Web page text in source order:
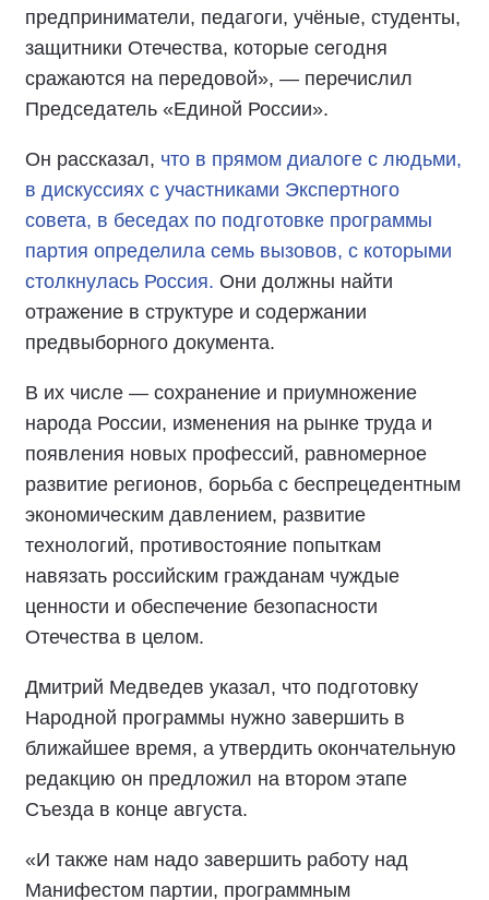
предприниматели, педагоги, учёные, студенты,
защитники Отечества, которые сегодня
сражаются на передовой», — перечислил
Председатель «Единой России».
Он рассказал, что в прямом диалоге с людьми,
в дискуссиях с участниками Экспертного
совета, в беседах по подготовке программы
партия определила семь вызовов, с которыми
столкнулась Россия. Они должны найти
отражение в структуре и содержании
предвыборного документа.
В их числе — сохранение и приумножение
народа России, изменения на рынке труда и
появления новых профессий, равномерное
развитие регионов, борьба с беспрецедентным
экономическим давлением, развитие
технологий, противостояние попыткам
навязать российским гражданам чуждые
ценности и обеспечение безопасности
Отечества в целом.
Дмитрий Медведев указал, что подготовку
Народной программы нужно завершить в
ближайшее время, а утвердить окончательную
редакцию он предложил на втором этапе
Съезда в конце августа.
«И также нам надо завершить работу над
Манифестом партии, программным